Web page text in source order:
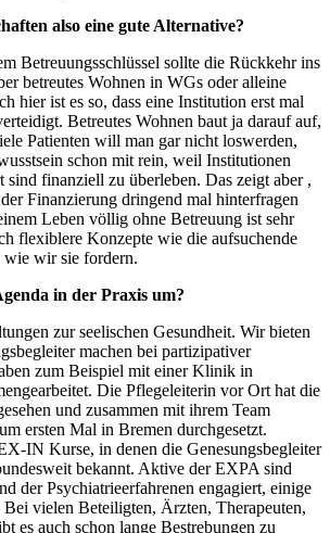
also eine gute Alternative?
Betreuungsschlüssel sollte die Rückkehr ins
betreutes Wohnen in WGs oder alleine
hier ist es so, dass eine Institution erst mal
Betreutes Wohnen baut ja darauf auf,
Patienten will man gar nicht loswerden,
schon mit rein, weil Institutionen
sind finanziell zu überleben. Das zeigt aber ,
Finanzierung dringend mal hinterfragen
Leben völlig ohne Betreuung ist sehr
flexiblere Konzepte wie die aufsuchende
wie wir sie fordern.
in der Praxis um?
zur seelischen Gesundheit. Wir bieten
machen bei partizipativer
zum Beispiel mit einer Klinik in
Die Pflegeleiterin vor Ort hat die
und zusammen mit ihrem Team
ersten Mal in Bremen durchgesetzt.
IN Kurse, in denen die Genesungsbegleiter
bekannt. Aktive der EXPA sind
der Psychiatrieerfahrenen engagiert, einige
vielen Beteiligten, Ärzten, Therapeuten,
es auch schon lange Bestrebungen zu